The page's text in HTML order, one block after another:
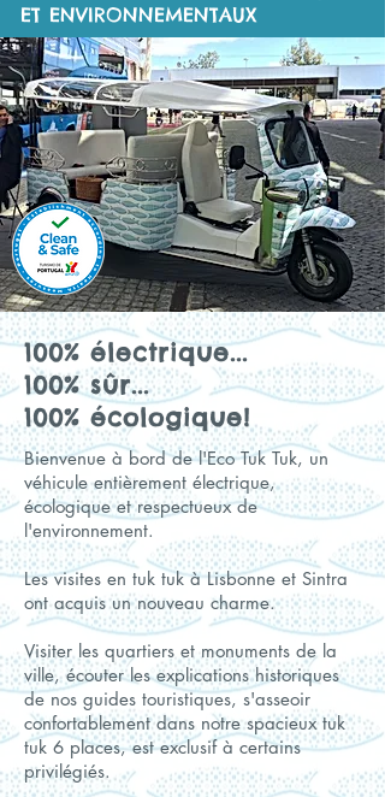
ET ENVIRONNEMENTAUX
100% électrique...
100% sûr...
100% écologique!
Bienvenue à bord de l'Eco Tuk Tuk, un
véhicule entièrement électrique,
écologique et respectueux de
l'environnement.
Les visites en tuk tuk à Lisbonne et Sintra
ont acquis un nouveau charme.
Visiter les quartiers et monuments de la
ville, écouter les explications historiques
de nos guides touristiques, s'asseoir
confortablement dans notre spacieux tuk
tuk 6 places, est exclusif à certains
privilégiés.